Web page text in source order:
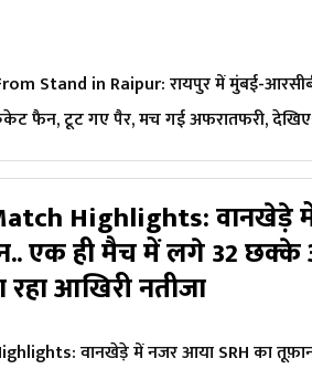
Stand in Raipur: रायपुर में मुंबई-
फैन, टूट गए पैर, मच गई अफरातफरी, देखिए
Highlights: वानखेड़े
एक ही मैच में लगे 32
आखिरी नतीजा
वानखेड़े में नजर आया SRH का